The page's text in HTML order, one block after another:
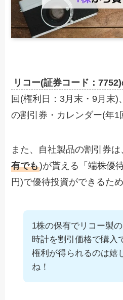
リコー(証券コード：
回(権利日：3月末・9月末)
の割引券・カレンダー(年1
また、自社製品の割引券
有でも)が貰える「端株優
円)で優待投資ができるた
1株の保有でリコー製の
時計を割引価格で購入
権利が得られるのは嬉
ね！